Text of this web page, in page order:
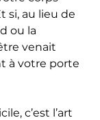
si, au lieu de
ou la
venait
à votre porte
c’est l’art